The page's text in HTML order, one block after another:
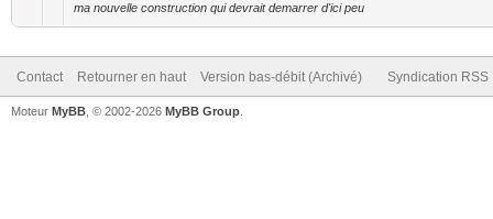
ma nouvelle construction qui devrait demarrer d'ici peu
Contact Retourner en haut Version bas-débit (Archivé) Syndication RSS
Moteur MyBB , © 2002-2026 MyBB Group